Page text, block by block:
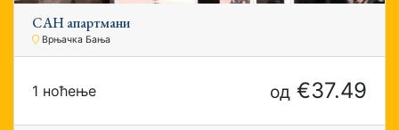
САН апартмани
Врњачка Бања
1 ноћење од €37.49